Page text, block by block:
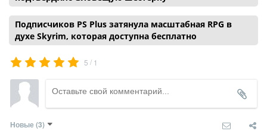
Подписчиков PS Plus затянула масштабная RPG в
духе Skyrim, которая доступна бесплатно
5 / 1
Новые (3)